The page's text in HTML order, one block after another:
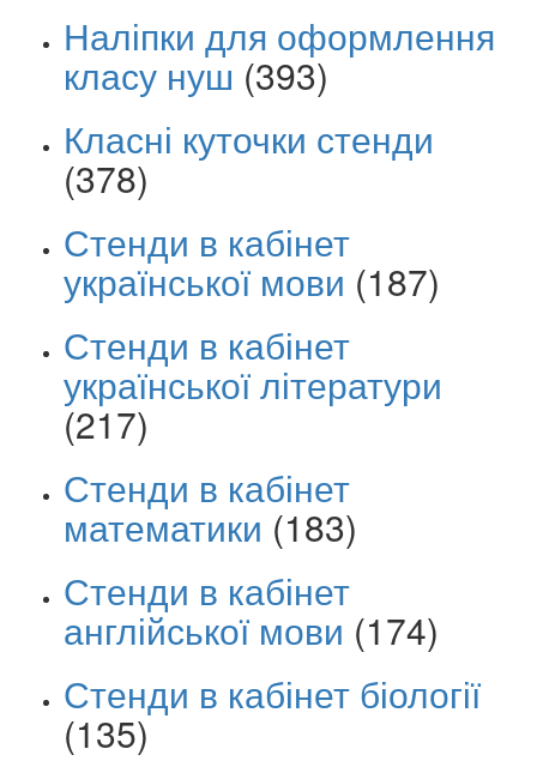
Наліпки для оформлення
класу нуш (393)
Класні куточки стенди
(378)
Стенди в кабінет
української мови (187)
Стенди в кабінет
української літератури
(217)
Стенди в кабінет
математики (183)
Стенди в кабінет
англійської мови (174)
Стенди в кабінет біології
(135)